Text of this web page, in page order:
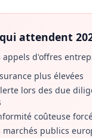
attendent
appels d'offres
plus élevées
lors des due
coûteuse
marchés publics